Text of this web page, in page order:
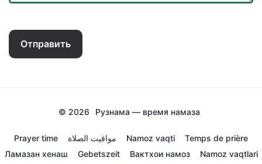
Отправить
© 2026 Рузнама — время намаза
Prayer time مواقيت الصلاة Namoz vaqti
Temps de prière
Ламазан хенаш
Gebetszeit Вактхои намоз
Namoz vaqtlari